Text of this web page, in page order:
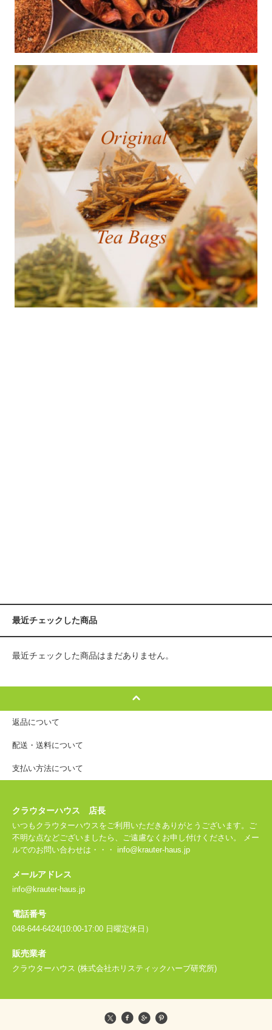
最近チェックした商品
最近チェックした商品はまだありません。
返品について
配送・送料について
支払い方法について
クラウターハウス 店長
いつもクラウターハウスをご利用いただきありがとうございます。ご
不明な点などございましたら、ご遠慮なくお申し付けください。 メー
ルでのお問い合わせは・・・ info@krauter-haus.jp
メールアドレス
info@krauter-haus.jp
電話番号
048-644-6424(10:00-17:00 日曜定休日）
販売業者
クラウターハウス (株式会社ホリスティックハーブ研究所)